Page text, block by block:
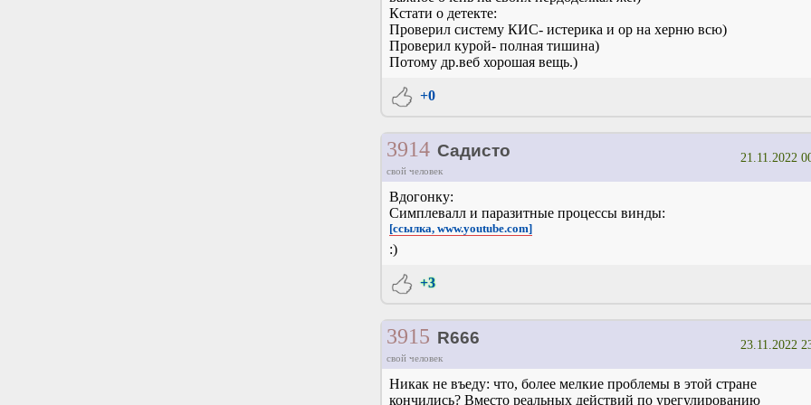
Кстати о детекте:
Проверил систему КИС- истерика и ор на херню всю)
Проверил курой- полная тишина)
Потому др.веб хорошая вещь.)
+0
3914 Садисто
свой человек
21.11.2022
Вдогонку:
Симплевалл и паразитные процессы винды:
[ссылка, www.youtube.com]
:)
+3
3915 R666
свой человек
23.11.2022
Никак не въеду: что, более мелкие проблемы в этой стране
кончились? Вместо реальных действий по урегулированию